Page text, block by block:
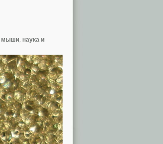
мыши наука и